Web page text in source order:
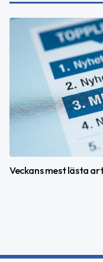
Veckans mest lästa